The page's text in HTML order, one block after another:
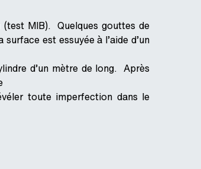
MIB). Quelques gouttes de
est essuyée à l’aide d’un
d’un mètre de long. Après
toute imperfection dans le